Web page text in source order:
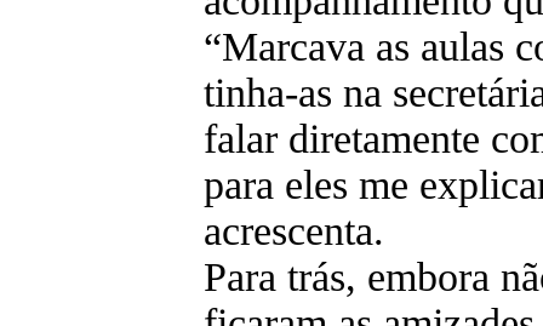
“Marcava as aulas
tinha-as na
falar diretamente
para eles me
acrescenta.
Para trás, embora